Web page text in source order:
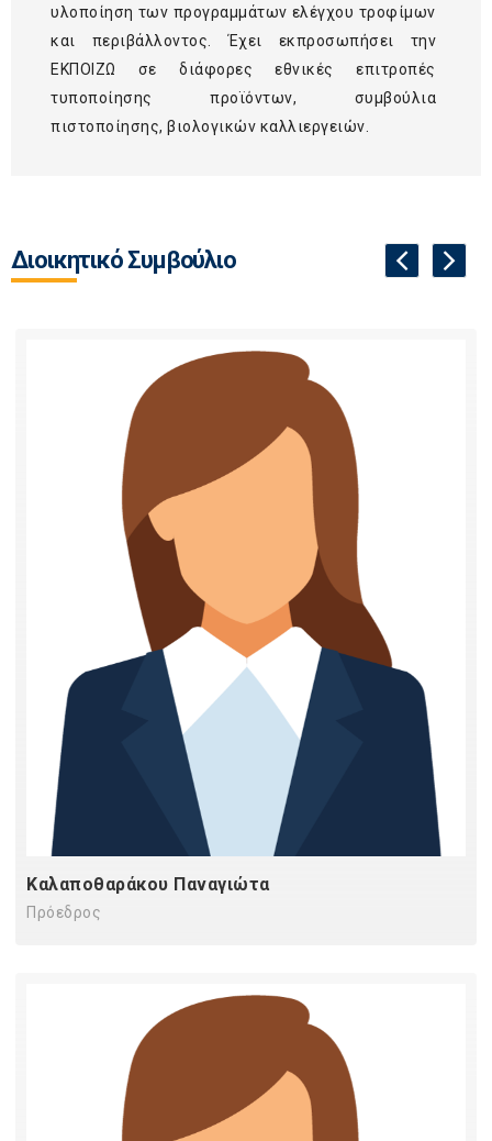
υλοποίηση των προγραμμάτων ελέγχου τροφίμων
και περιβάλλοντος. Έχει εκπροσωπήσει την
ΕΚΠΟΙΖΩ σε διάφορες εθνικές επιτροπές
τυποποίησης προϊόντων, συμβούλια
πιστοποίησης, βιολογικών καλλιεργειών.
Διοικητικό Συμβούλιο
Καλαποθαράκου Παναγιώτα
Πρόεδρος